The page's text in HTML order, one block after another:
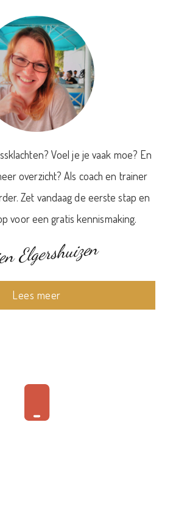
Voel je je vaak moe? En
overzicht? Als coach en trainer
Zet vandaag de eerste stap en
voor een gratis kennismaking.
Elgershuizen
Lees meer